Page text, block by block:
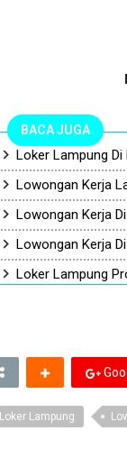
BACA JUGA
Loker Lampung Di
Lowongan Kerja
Lowongan Kerja
Lowongan Kerja
Loker Lampung
Loker Lampung